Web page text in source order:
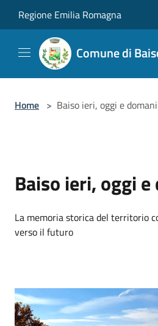
Regione Emilia Romagna
Comune di
Home > Baiso ieri, oggi e domani
Baiso ieri, oggi
La memoria storica del territorio
verso il futuro